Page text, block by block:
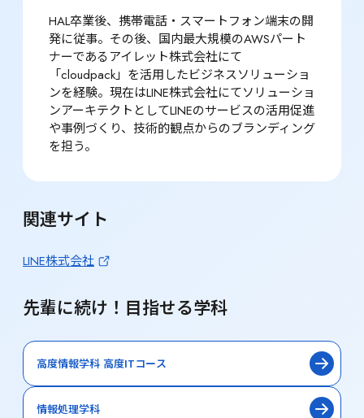
HAL卒業後、携帯電話・スマートフォン端末の開
発に従事。その後、国内最大規模のAWSパート
ナーであるアイレット株式会社にて
「cloudpack」を活用したビジネスソリューショ
ンを経験。現在はLINE株式会社にてソリューショ
ンアーキテクトとしてLINEのサービスの活用促進
や事例づくり、技術的観点からのブランディング
を担う。
関連サイト
LINE株式会社
先輩に続け！目指せる学科
高度情報学科 高度ITコース
情報処理学科